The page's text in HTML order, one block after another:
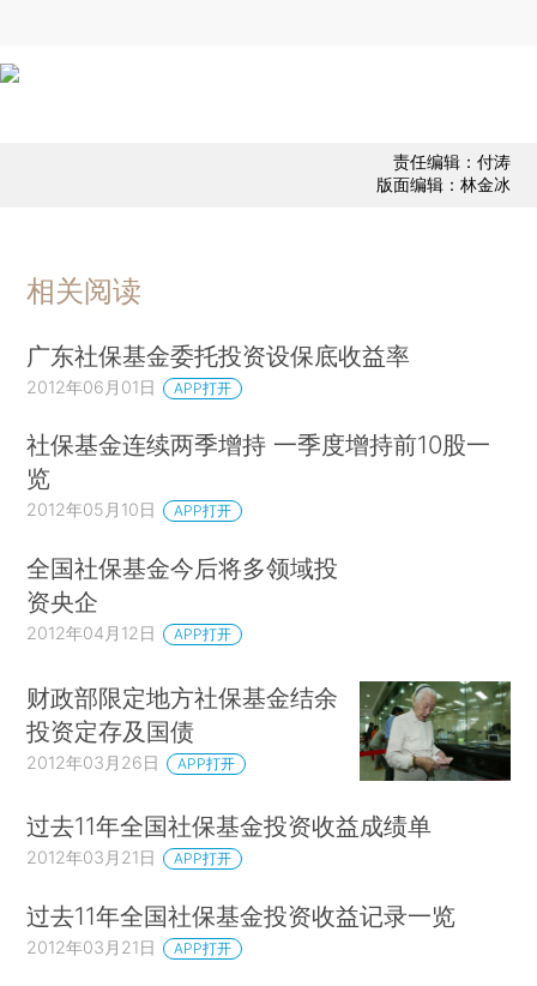
责任编辑：付涛
版面编辑：林金冰
相关阅读
广东社保基金委托投资设保底收益率
2012年06月01日 APP打开
社保基金连续两季增持 一季度增持前10股一
览
2012年05月10日 APP打开
全国社保基金今后将多领域投
资央企
2012年04月12日 APP打开
财政部限定地方社保基金结余
投资定存及国债
2012年03月26日 APP打开
过去11年全国社保基金投资收益成绩单
2012年03月21日 APP打开
过去11年全国社保基金投资收益记录一览
2012年03月21日 APP打开